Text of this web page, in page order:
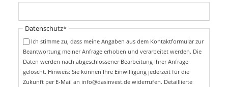
t
f
f
i
Pflichtfeld
Datenschutz*
Ich stimme zu, dass meine Angaben aus dem Kontaktformular zur
Beantwortung meiner Anfrage erhoben und verarbeitet werden. Die
Daten werden nach abgeschlossener Bearbeitung Ihrer Anfrage
gelöscht. Hinweis: Sie können Ihre Einwilligung jederzeit für die
Zukunft per E-Mail an info@dasinvest.de widerrufen. Detaillierte